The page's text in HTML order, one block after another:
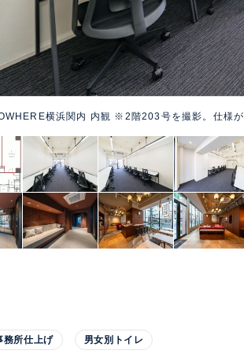
横浜関内 内観 ※2階203号を撮影。仕様が
務所仕上げ 男女別トイレ